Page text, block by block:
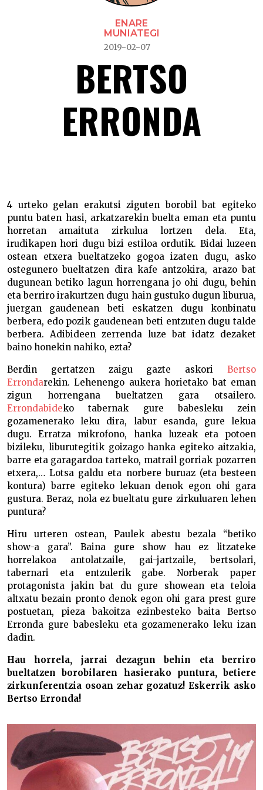
ENARE
MUNIATEGI
2019-02-07
BERTSO
ERRONDA
4 urteko gelan erakutsi ziguten borobil bat egiteko
puntu baten hasi, arkatzarekin buelta eman eta puntu
horretan amaituta zirkulua lortzen dela. Eta,
irudikapen hori dugu bizi estiloa ordutik. Bidai luzeen
ostean etxera bueltatzeko gogoa izaten dugu, asko
ostegunero bueltatzen dira kafe antzokira, arazo bat
dugunean betiko lagun horrengana jo ohi dugu, behin
eta berriro irakurtzen dugu hain gustuko dugun liburua,
juergan gaudenean beti eskatzen dugu konbinatu
berbera, edo pozik gaudenean beti entzuten dugu talde
berbera. Adibideen zerrenda luze bat idatz dezaket
baino honekin nahiko, ezta?
Berdin gertatzen zaigu gazte askori Bertso
Errondarekin. Lehenengo aukera horietako bat eman
zigun horrengana bueltatzen gara otsailero.
Errondabideko tabernak gure babesleku zein
gozamenerako leku dira, labur esanda, gure lekua
dugu. Erratza mikrofono, hanka luzeak eta potoen
bizileku, liburutegitik goizago hanka egiteko aitzakia,
barre eta garagardoa tarteko, matrail gorriak pozarren
etxera,… Lotsa galdu eta norbere buruaz (eta besteen
kontura) barre egiteko lekuan denok egon ohi gara
gustura. Beraz, nola ez bueltatu gure zirkuluaren lehen
puntura?
Hiru urteren ostean, Paulek abestu bezala “betiko
show-a gara”. Baina gure show hau ez litzateke
horrelakoa antolatzaile, gai-jartzaile, bertsolari,
tabernari eta entzulerik gabe. Norberak paper
protagonista jakin bat du gure showean eta teloia
altxatu bezain pronto denok egon ohi gara prest gure
postuetan, pieza bakoitza ezinbesteko baita Bertso
Erronda gure babesleku eta gozamenerako leku izan
dadin.
Hau horrela, jarrai dezagun behin eta berriro
bueltatzen borobilaren hasierako puntura, betiere
zirkunferentzia osoan zehar gozatuz! Eskerrik asko
Bertso Erronda!